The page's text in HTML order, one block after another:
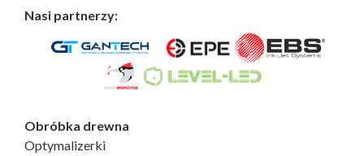
Nasi partnerzy:
Obróbka drewna
Optymalizerki